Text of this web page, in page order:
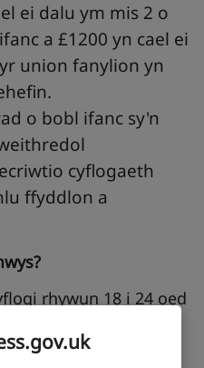
ei dalu ym mis 2 o
a £1200 yn cael ei
union fanylion yn
o bobl ifanc sy'n
cyflogaeth
ffyddlon a
rhywun 18 i 24 oed
ac yn
mis neu fwy, gallech